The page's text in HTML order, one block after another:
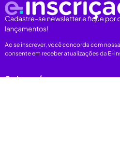
Cadastre-se newsletter e fique por
lançamentos!
Ao se inscrever, você concorda com
consente em receber atualizações da E-
Sobre nós